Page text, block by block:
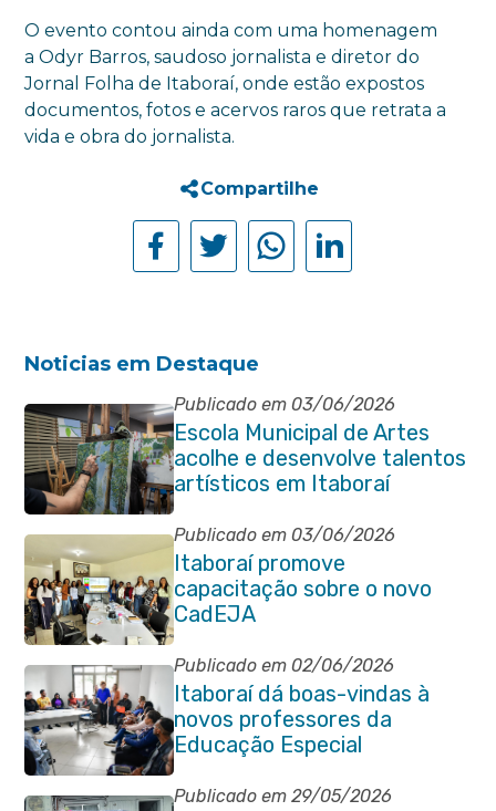
O evento contou ainda com uma homenagem
a Odyr Barros, saudoso jornalista e diretor do
Jornal Folha de Itaboraí, onde estão expostos
documentos, fotos e acervos raros que retrata a
vida e obra do jornalista.
Compartilhe
Noticias em Destaque
Publicado em 03/06/2026
Escola Municipal de Artes
acolhe e desenvolve talentos
artísticos em Itaboraí
Publicado em 03/06/2026
Itaboraí promove
capacitação sobre o novo
CadEJA
Publicado em 02/06/2026
Itaboraí dá boas-vindas à
novos professores da
Educação Especial
Publicado em 29/05/2026